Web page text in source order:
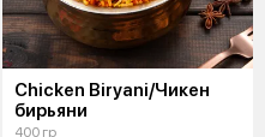
Chicken Biryani/Чикен
бирьяни
400 гр